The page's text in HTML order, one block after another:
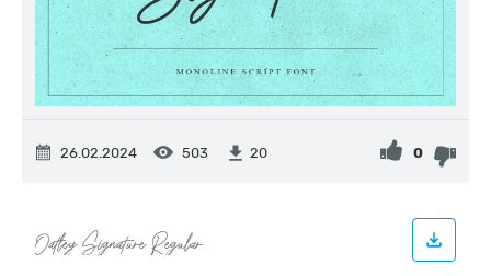
26.02.2024 503 20 0